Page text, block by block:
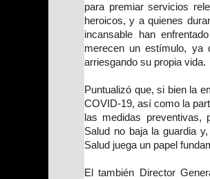
para premiar servicios
heroicos, y a quienes
incansable han
merecen un estímulo, ya
arriesgando su propia vida.
Puntualizó que, si bien la
COVID-19, así como la
las medidas preventivas,
Salud no baja la guardia
Salud juega un papel
El también Director